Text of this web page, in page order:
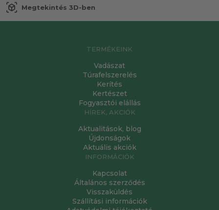
view_in_ar Megtekintés 3D-ben
TERMÉKEINK
Vadászat
Túrafelszerelés
Kerítés
Kertészet
Fogyasztói elállás
HÍREK, AKCIÓK
Aktualitások, blog
Újdonságok
Aktuális akciók
INFORMÁCIÓK
Kapcsolat
Általános szerződés
Visszaküldés
Szállítási információk